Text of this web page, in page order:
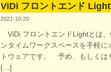
ViDi フロントエンド Light
2021-10-20
ViDi フロントエンドLightとは
ンタイムワークスペースを手軽
トウェアです。 予め、もしくは
[…]